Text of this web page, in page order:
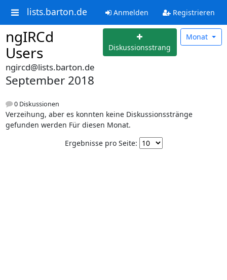
lists.barton.de Anmelden Registrieren
ngIRCd
Users
Diskussionsstrang
Monat
ngircd@lists.barton.de
September 2018
0 Diskussionen
Verzeihung, aber es konnten keine Diskussionsstränge
gefunden werden Für diesen Monat.
Ergebnisse pro Seite: